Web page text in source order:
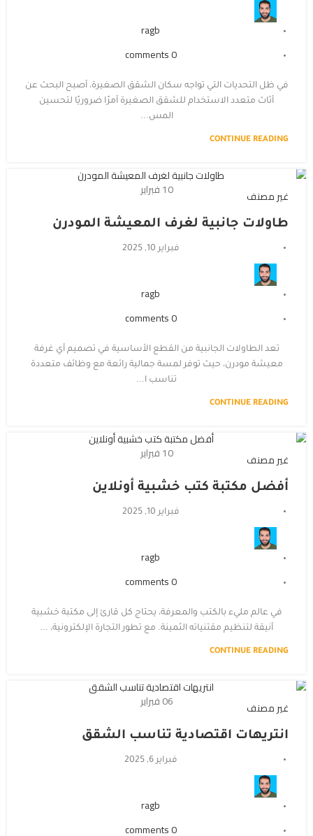
ragb
0
comments
في ظل التحديات التي تواجه سكان الشقق الصغيرة، أصبح البحث عن
أثاث متعدد الاستخدام للشقق الصغيرة أمرًا ضروريًا لتحسين
المس...
CONTINUE READING
10فبراير غير مصنف
طاولات جانبية لغرف المعيشة المودرن
فبراير 10, 2025
ragb
0
comments
تعد الطاولات الجانبية من القطع الأساسية في تصميم أي غرفة
معيشة مودرن، حيث توفر لمسة جمالية رائعة مع وظائف متعددة
تناسب ا...
CONTINUE READING
10فبراير غير مصنف
أفضل مكتبة كتب خشبية أونلاين
فبراير 10, 2025
ragb
0
comments
في عالم مليء بالكتب والمعرفة، يحتاج كل قارئ إلى مكتبة خشبية
أنيقة لتنظيم مقتنياته الثمينة. مع تطور التجارة الإلكترونية، ...
CONTINUE READING
06فبراير غير مصنف
انتريهات اقتصادية تناسب الشقق
فبراير 6, 2025
ragb
0
comments